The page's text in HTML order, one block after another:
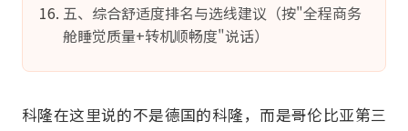
五、综合舒适度排名与选线建议（按"全程商务
舱睡觉质量+转机顺畅度"说话）
科隆在这里说的不是德国的科隆，而是哥伦比亚第三